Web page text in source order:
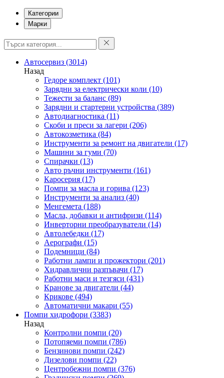
Категории
Марки
Автосервиз (3014)
Назад
Гедоре комплект (101)
Зарядни за електрически коли (10)
Тежести за баланс (89)
Зарядни и стартерни устройства (389)
Автодиагностика (11)
Скоби и преси за лагери (206)
Автокозметика (84)
Инструменти за ремонт на двигатели (17)
Машини за гуми (70)
Спирачки (13)
Авто ръчни инструменти (161)
Каросерия (17)
Помпи за масла и горива (123)
Инструменти за анализ (40)
Менгемета (188)
Масла, добавки и антифризи (114)
Инверторни преобразуватели (14)
Автолебедки (17)
Аерографи (15)
Подемници (84)
Работни лампи и прожектори (201)
Хидравлични разпъвачи (17)
Работни маси и тезгяси (431)
Кранове за двигатели (44)
Крикове (494)
Автоматични макари (55)
Помпи хидрофори (3383)
Назад
Контролни помпи (20)
Потопяеми помпи (786)
Бензинови помпи (242)
Дизелови помпи (22)
Центробежни помпи (376)